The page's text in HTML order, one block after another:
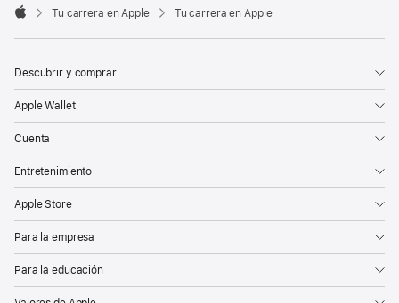

Tu carrera en Apple Tu carrera en Apple
Descubrir y comprar
Apple Wallet
Cuenta
Entretenimiento
Apple Store
Para la empresa
Para la educación